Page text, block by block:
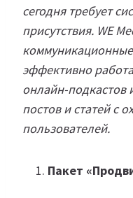
сегодня требует
присутствия. WE
эффективно
онлайн-подкастов
постов и статей с
пользователей.
Пакет